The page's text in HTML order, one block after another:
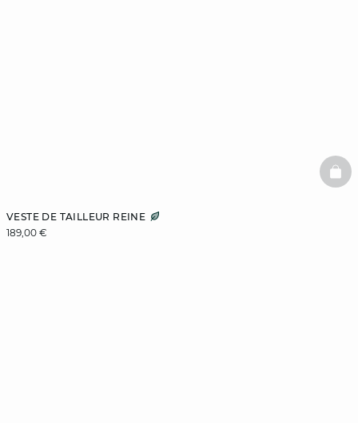
VESTE DE TAILLEUR REINE
189,00 €